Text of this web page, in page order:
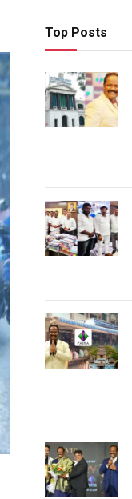
Top Posts